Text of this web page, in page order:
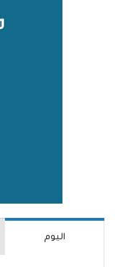
اليوم